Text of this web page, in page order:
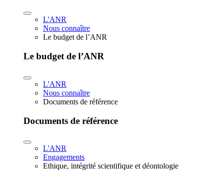
L'ANR
Nous connaître
Le budget de l’ANR
Le budget de l’ANR
L'ANR
Nous connaître
Documents de référence
Documents de référence
L'ANR
Engagements
Ethique, intégrité scientifique et déontologie